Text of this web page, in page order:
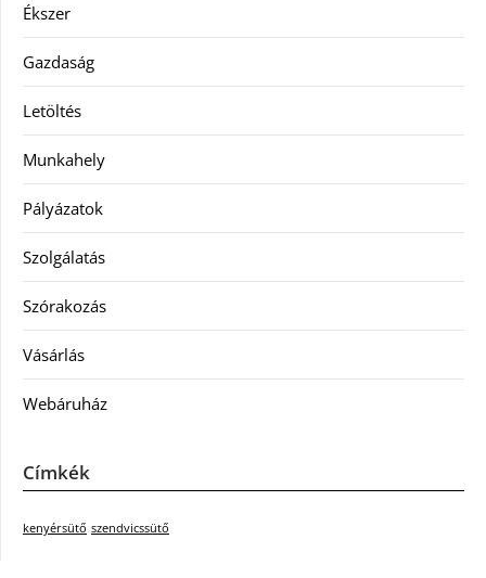
Ékszer
Gazdaság
Letöltés
Munkahely
Pályázatok
Szolgálatás
Szórakozás
Vásárlás
Webáruház
Címkék
kenyérsütő szendvicssütő